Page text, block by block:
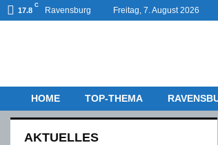
17.8
C
Ravensburg Freitag, 7. August 2026
HOME TOP-THEMA
AKTUELLES